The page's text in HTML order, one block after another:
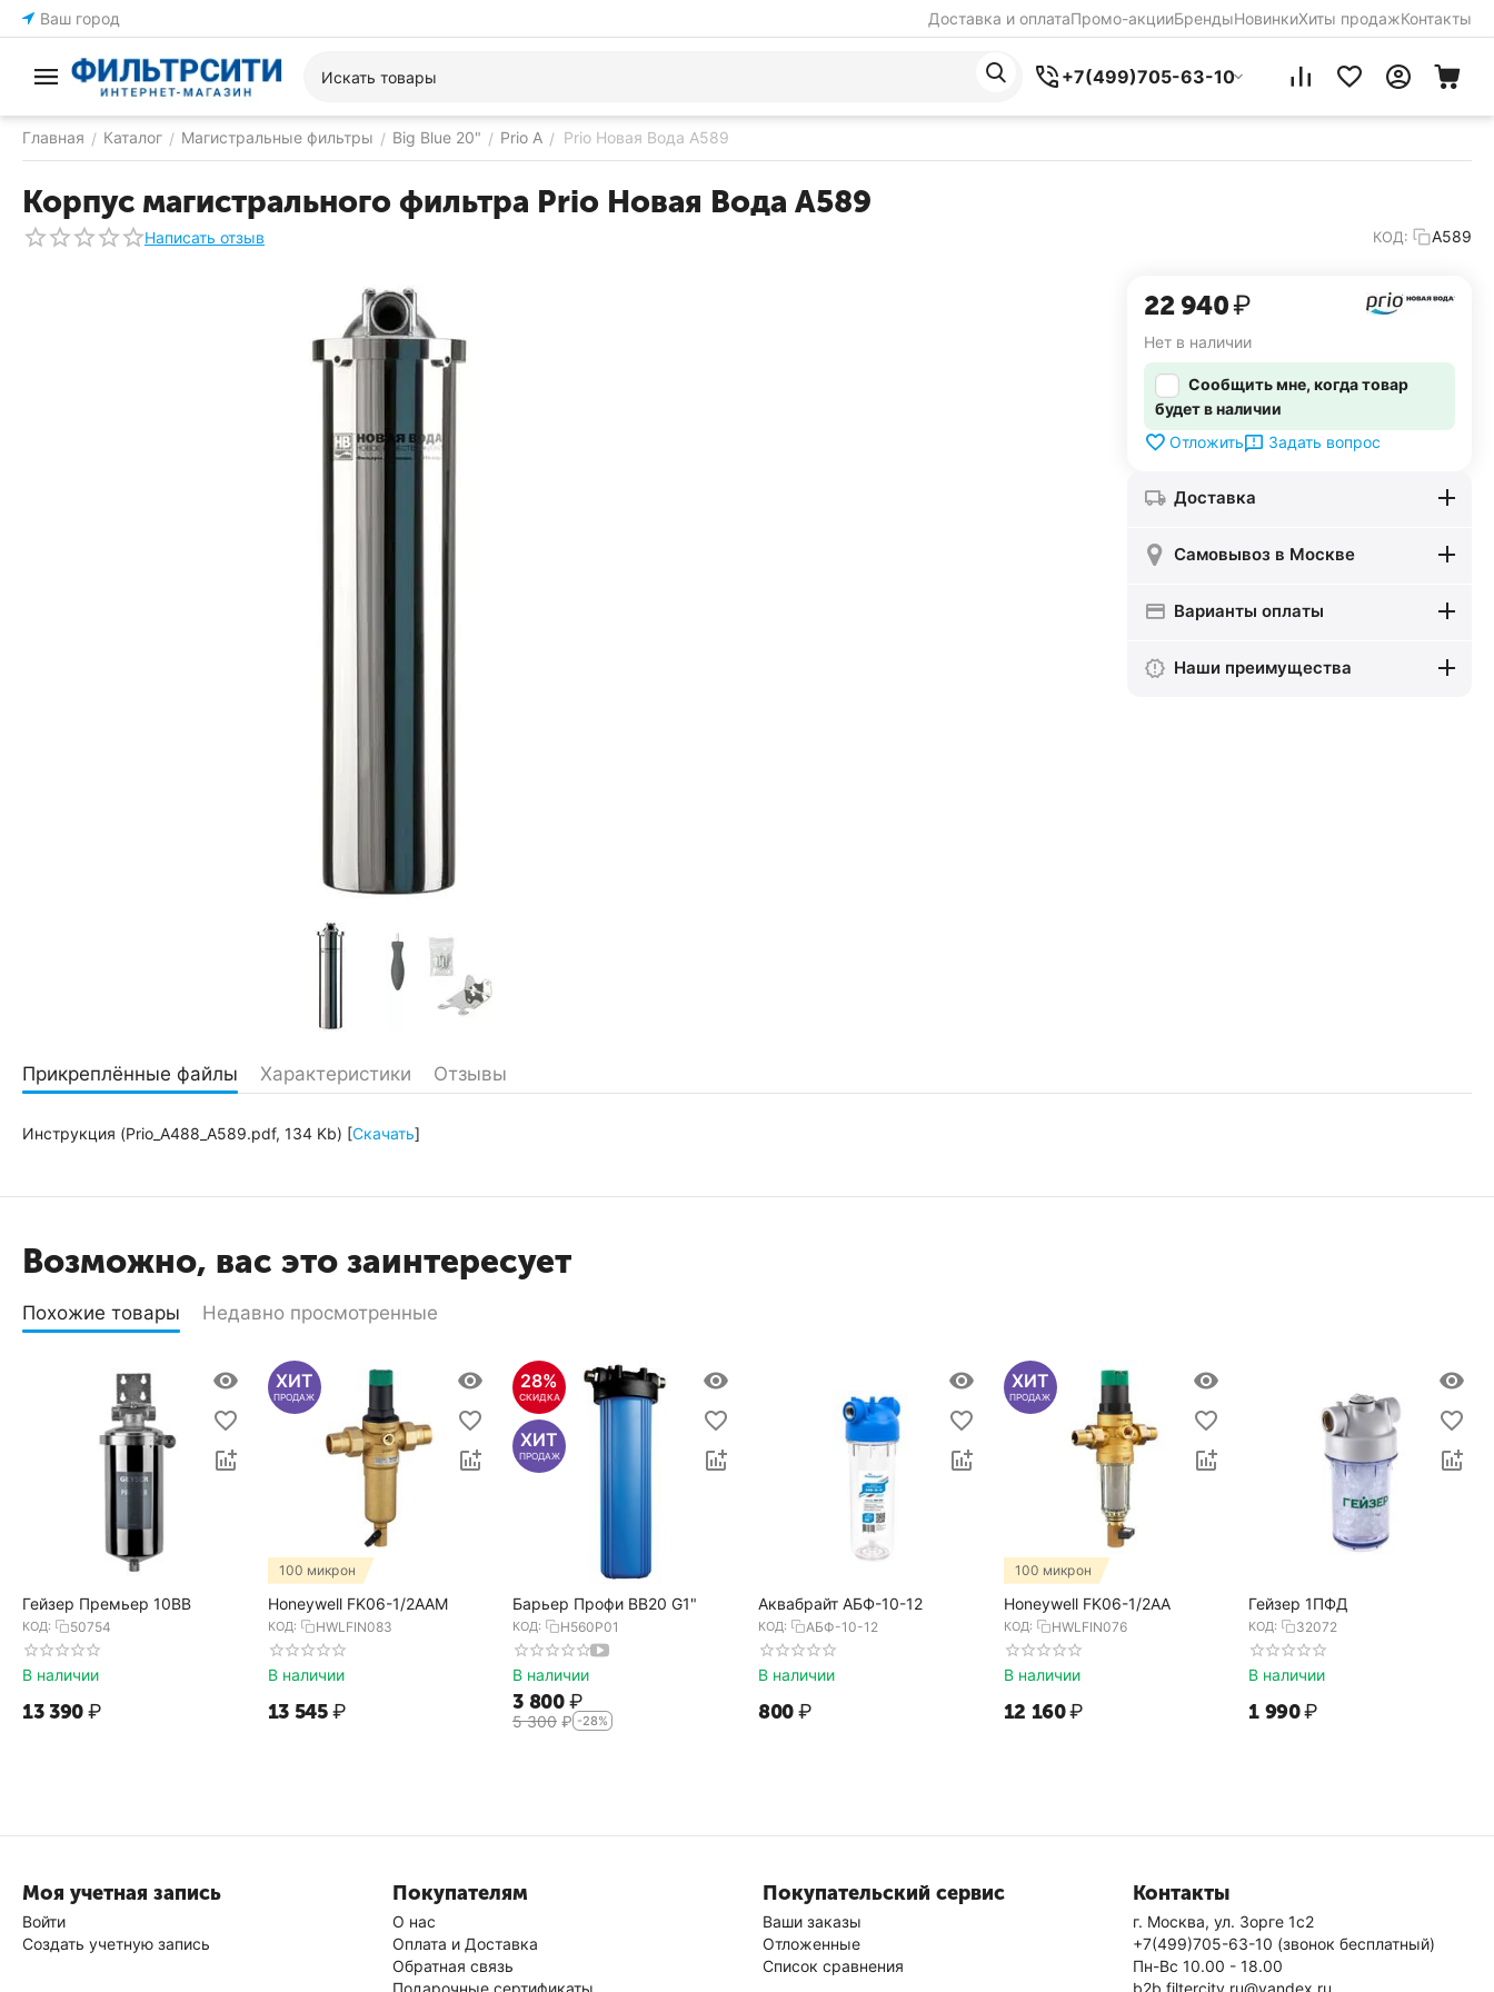
Ваш город Доставка и оплатаПромо-акцииБрендыНовинкиХиты продажКонтакты
+7(499)705-63-10
Главная / Каталог / Магистральные фильтры / Big Blue 20" / Prio A / Prio Новая Вода A589
Корпус магистрального фильтра Prio Новая Вода A589
Написать отзыв КОД: A589
22 940₽
Нет в наличии
Сообщить мне, когда товар
будет в наличии
Отложить
Задать вопрос
Доставка
Самовывоз в Москве
Варианты оплаты
Наши преимущества
Прикреплённые файлы Характеристики Отзывы
Инструкция (Prio_A488_A589.pdf, 134 Kb) [Скачать]
Возможно, вас это заинтересует
Похожие товары Недавно просмотренные
Гейзер Премьер 10BB
КОД: 50754
В наличии
13 390₽
100 микрон
ХИТ
ПРОДАЖ
Honeywell FK06-1/2AAM
КОД: HWLFIN083
В наличии
13 545 ₽
28%
СКИДКА
ХИТ
ПРОДАЖ
Барьер Профи BB20 G1"
КОД: Н560Р01
В наличии
3 800 ₽
5 300 ₽ -28%
Аквабрайт АБФ-10-12
КОД: АБФ-10-12
В наличии
‍800‍₽
100 микрон
ХИТ
ПРОДАЖ
Honeywell FK06-1/2AA
КОД: HWLFIN076
В наличии
12 160₽
Гейзер 1ПФД
КОД: 32072
В наличии
1 990₽
Моя учетная запись
Войти
Создать учетную запись
Покупателям
О нас
Оплата и Доставка
Обратная связь
Подарочные сертификаты
Покупательский сервис
Ваши заказы
Отложенные
Список сравнения
Контакты
г. Москва, ул. Зорге 1с2
+7(499)705-63-10 (звонок бесплатный)
Пн-Вс 10.00 - 18.00
b2b.filtercity.ru@yandex.ru